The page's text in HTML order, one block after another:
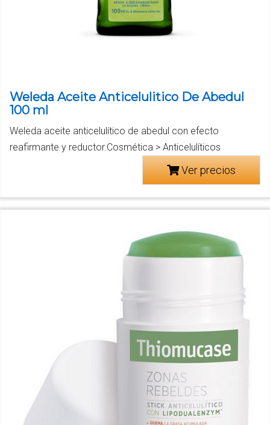
Weleda Aceite Anticelulitico De Abedul
100 ml
Weleda aceite anticelulítico de abedul con efecto
reafirmante y reductor.Cosmética > Anticelulíticos
Ver precios